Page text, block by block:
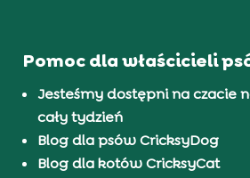
Pomoc dla właścicieli
Jesteśmy dostępni na czacie
cały tydzień
Blog dla psów CricksyDog
Blog dla kotów CricksyCat